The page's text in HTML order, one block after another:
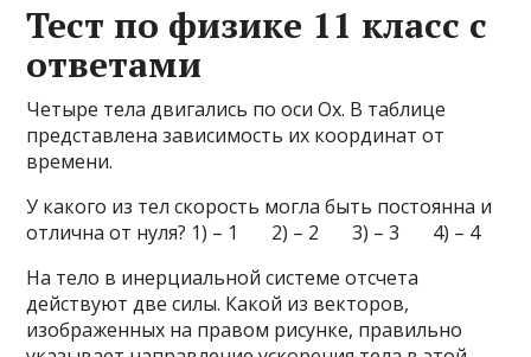
Тест по физике 11 класс с
ответами
Четыре тела двигались по оси Ох. В таблице
представлена зависимость их координат от
времени.
У какого из тел скорость могла быть постоянна и
отлична от нуля? 1) – 1 2) – 2 3) – 3 4) – 4
На тело в инерциальной системе отсчета
действуют две силы. Какой из векторов,
изображенных на правом рисунке, правильно